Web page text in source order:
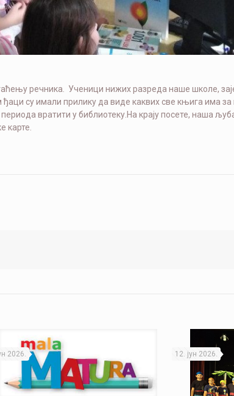
речника. Ученици нижих разреда наше школе,
су имали прилику да виде каквих све књига има
вратити у библиотеку.На крају посете, наша
карте.
2026. 12. јун 2026.